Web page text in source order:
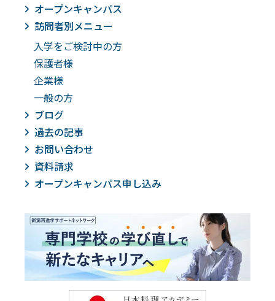
オープンキャンパス
訪問者別メニュー
入学をご検討中の方
保護者様
企業様
一般の方
ブログ
過去の記事
お問い合わせ
資料請求
オープンキャンパス申し込み